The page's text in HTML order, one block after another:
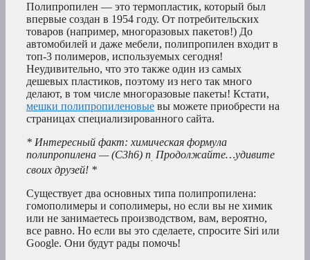
Полипропилен — это термопластик, который был
впервые создан в 1954 году. От потребительских
товаров (например, многоразовых пакетов!) До
автомобилей и даже мебели, полипропилен входит в
топ-3 полимеров, используемых сегодня!
Неудивительно, что это также один из самых
дешевых пластиков, поэтому из него так много
делают, в том числе многоразовые пакеты! Кстати,
мешки полипропиленовые вы можете приобрести на
страницах специализированного сайта.
* Интересный факт: химическая формула
полипропилена — (C3h6) n. Продолжайте…удивите
своих друзей! *
Существует два основных типа полипропилена:
гомополимеры и сополимеры, но если вы не химик
или не занимаетесь производством, вам, вероятно,
все равно. Но если вы это сделаете, спросите Siri или
Google. Они будут рады помочь!